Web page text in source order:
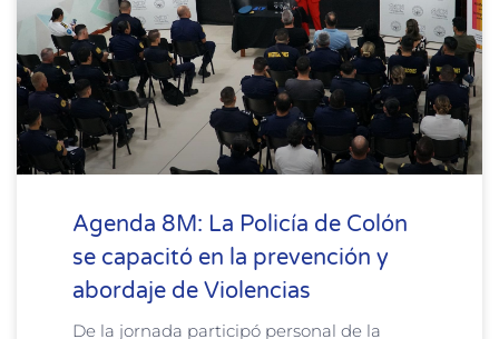
Agenda 8M: La Policía de Colón
se capacitó en la prevención y
abordaje de Violencias
De la jornada participó personal de la